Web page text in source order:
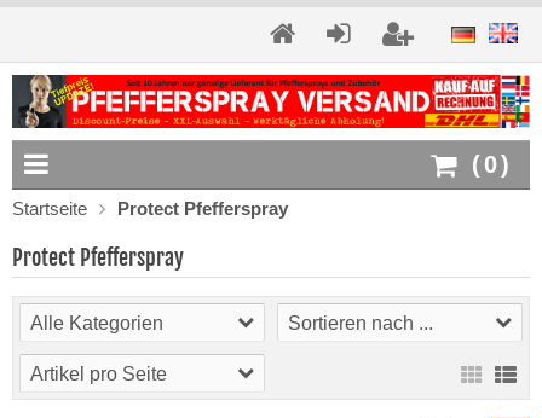
(0)
Startseite Protect Pfefferspray
Protect Pfefferspray
Alle Kategorien Sortieren nach ...
Artikel pro Seite